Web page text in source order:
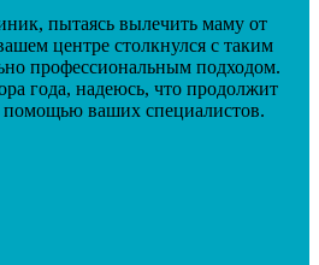
пытаясь вылечить маму от
центре столкнулся с таким
профессиональным подходом.
года, надеюсь, что продолжит
помощью ваших специалистов.